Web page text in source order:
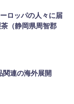
ロッパの人々に届
（静岡県周智郡
連の海外展開